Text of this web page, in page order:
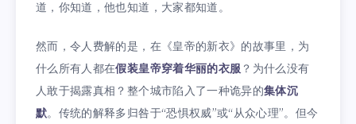
道，你知道，他也知道，大家都知道。
然而，令人费解的是，在《皇帝的新衣》的故事里，为
什么所有人都在假装皇帝穿着华丽的衣服？为什么没有
人敢于揭露真相？整个城市陷入了一种诡异的集体沉
默。传统的解释多归咎于“恐惧权威”或“从众心理”。但今